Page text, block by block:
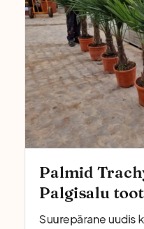
Palmid
Palgisalu
Suurepärane uudis